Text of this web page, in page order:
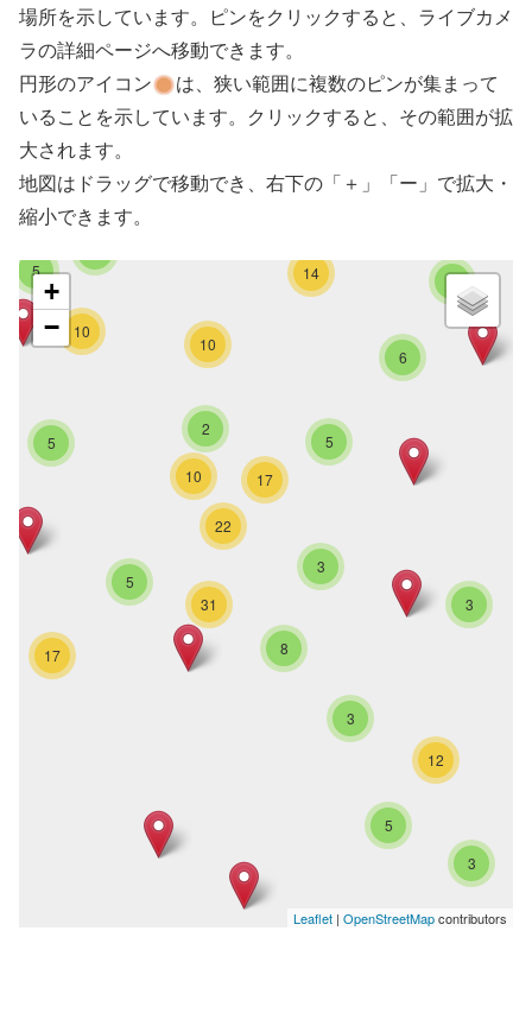
場所を示しています。ピンをクリックすると、ライブカメ
ラの詳細ページへ移動できます。
円形のアイコン
は、狭い範囲に複数のピンが集まって
いることを示しています。クリックすると、その範囲が拡
大されます。
地図はドラッグで移動でき、右下の「＋」「ー」で拡大・
縮小できます。
3
3
8
5
5
5
17
5
12
5
3
6
10
10
3
3
2
10
31
22
17
14
+
−
Leaflet | OpenStreetMapcontributors